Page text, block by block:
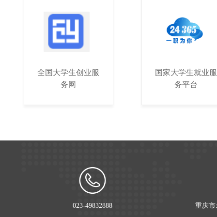
全国大学生创业服
务网
国家大学生就业服
务平台
023-49832888 重庆市